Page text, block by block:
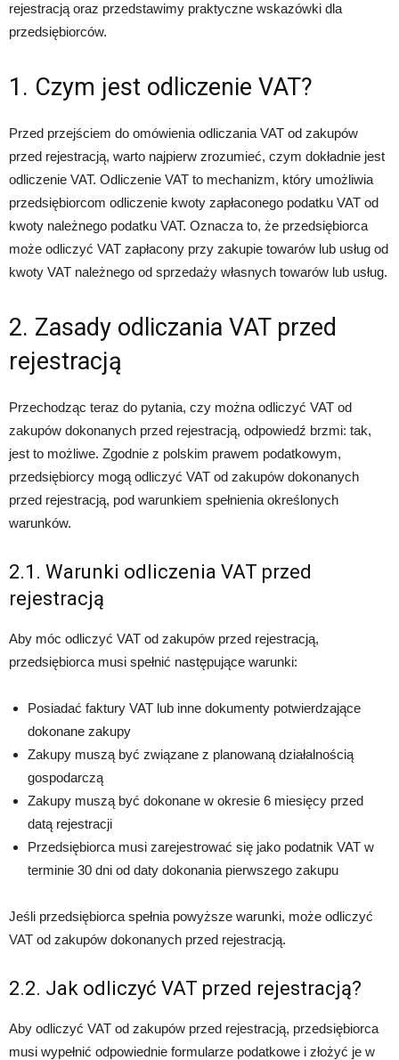
rejestracją oraz przedstawimy praktyczne wskazówki dla
przedsiębiorców.
1. Czym jest odliczenie VAT?
Przed przejściem do omówienia odliczania VAT od zakupów
przed rejestracją, warto najpierw zrozumieć, czym dokładnie jest
odliczenie VAT. Odliczenie VAT to mechanizm, który umożliwia
przedsiębiorcom odliczenie kwoty zapłaconego podatku VAT od
kwoty należnego podatku VAT. Oznacza to, że przedsiębiorca
może odliczyć VAT zapłacony przy zakupie towarów lub usług od
kwoty VAT należnego od sprzedaży własnych towarów lub usług.
2. Zasady odliczania VAT przed
rejestracją
Przechodząc teraz do pytania, czy można odliczyć VAT od
zakupów dokonanych przed rejestracją, odpowiedź brzmi: tak,
jest to możliwe. Zgodnie z polskim prawem podatkowym,
przedsiębiorcy mogą odliczyć VAT od zakupów dokonanych
przed rejestracją, pod warunkiem spełnienia określonych
warunków.
2.1. Warunki odliczenia VAT przed
rejestracją
Aby móc odliczyć VAT od zakupów przed rejestracją,
przedsiębiorca musi spełnić następujące warunki:
Posiadać faktury VAT lub inne dokumenty potwierdzające
dokonane zakupy
Zakupy muszą być związane z planowaną działalnością
gospodarczą
Zakupy muszą być dokonane w okresie 6 miesięcy przed
datą rejestracji
Przedsiębiorca musi zarejestrować się jako podatnik VAT w
terminie 30 dni od daty dokonania pierwszego zakupu
Jeśli przedsiębiorca spełnia powyższe warunki, może odliczyć
VAT od zakupów dokonanych przed rejestracją.
2.2. Jak odliczyć VAT przed rejestracją?
Aby odliczyć VAT od zakupów przed rejestracją, przedsiębiorca
musi wypełnić odpowiednie formularze podatkowe i złożyć je w